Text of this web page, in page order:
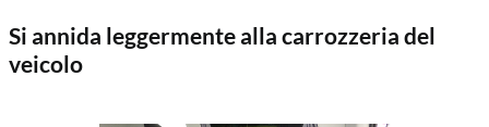
Si annida leggermente alla carrozzeria del
veicolo